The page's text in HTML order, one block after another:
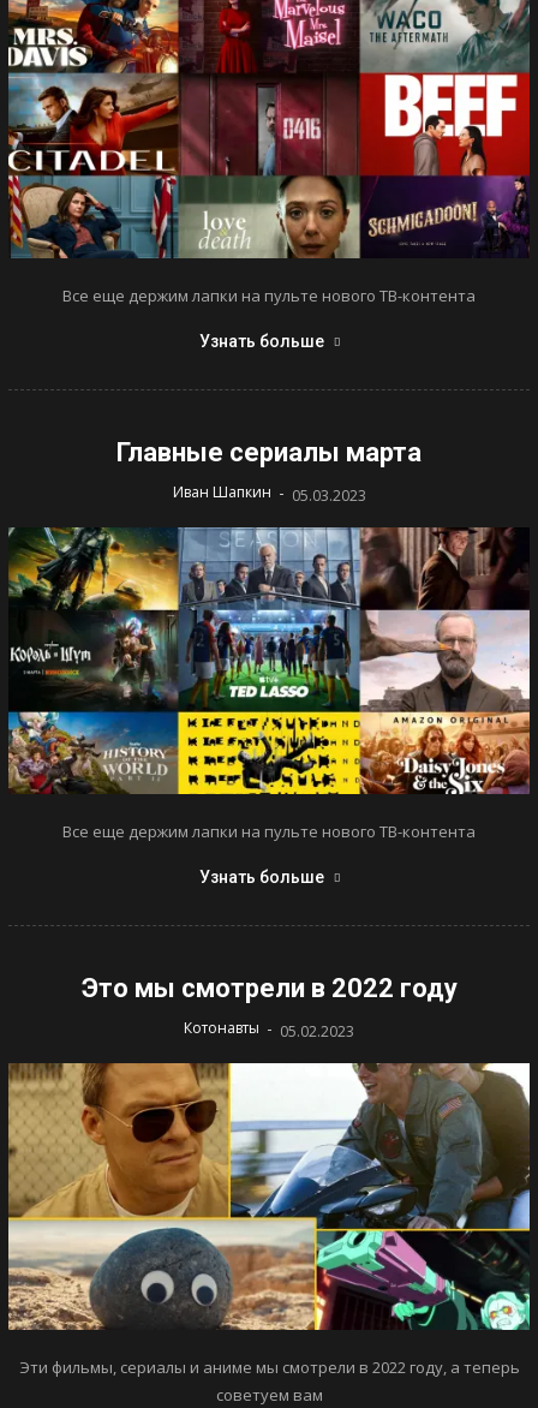
Все еще держим лапки на пульте нового ТВ-контента
Узнать больше
Главные сериалы марта
Иван Шапкин - 05.03.2023
Все еще держим лапки на пульте нового ТВ-контента
Узнать больше
Это мы смотрели в 2022 году
Котонавты - 05.02.2023
Эти фильмы, сериалы и аниме мы смотрели в 2022 году, а теперь
советуем вам